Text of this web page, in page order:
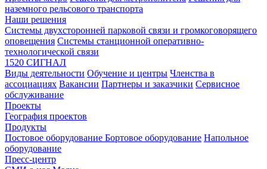
наземного рельсового транспорта
Наши решения
Системы двухсторонней парковой связи и громкоговорящего
оповещения Системы станционной оперативно-
технологической связи
1520 СИГНАЛ
Виды деятельности Обучение и центры Членства в
ассоциациях Вакансии Партнеры и заказчики Сервисное
обслуживание
Проекты
География проектов
Продукты
Постовое оборудование Бортовое оборудование Напольное
оборудование
Пресс-центр